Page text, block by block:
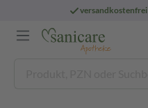
versandkostenfrei